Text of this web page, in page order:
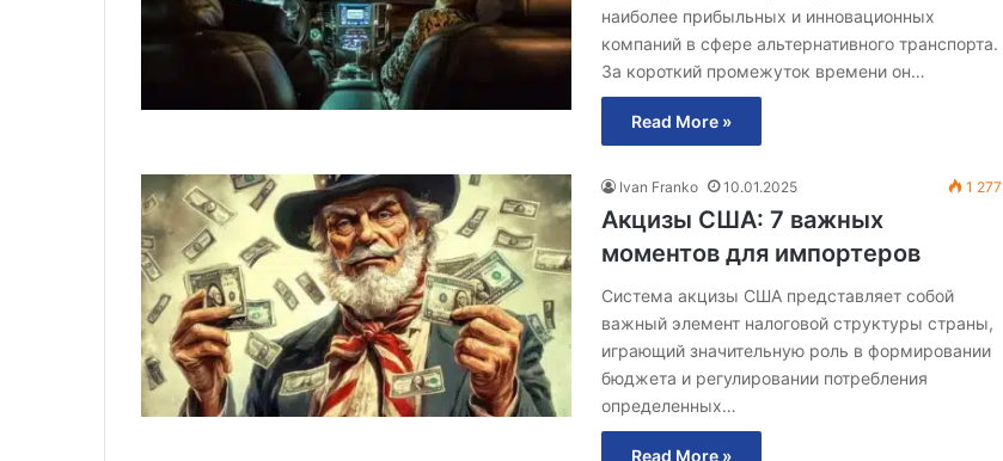
наиболее прибыльных и инновационных
компаний в сфере альтернативного транспорта.
За короткий промежуток времени он…
Read More »
Ivan Franko 10.01.2025 1 277
Акцизы США: 7 важных
моментов для импортеров
Система акцизы США представляет собой
важный элемент налоговой структуры страны,
играющий значительную роль в формировании
бюджета и регулировании потребления
определенных…
Read More »